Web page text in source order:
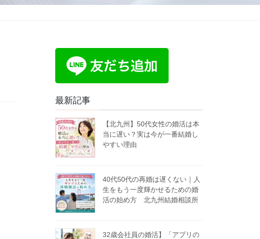
最新記事
【北九州】50代女性の婚活は本
当に遅い？実は今が一番結婚し
やすい理由
40代50代の再婚は遅くない｜人
生をもう一度輝かせるための婚
活の始め方 北九州結婚相談所
32歳会社員の婚活】「アプリの